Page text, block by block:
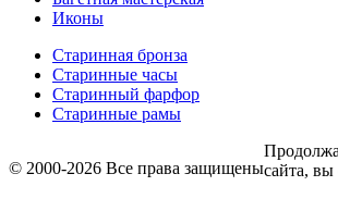
Иконы
Старинная бронза
Старинные часы
Старинный фарфор
Старинные рамы
© 2000-2026 Все права защищенысайта, вы